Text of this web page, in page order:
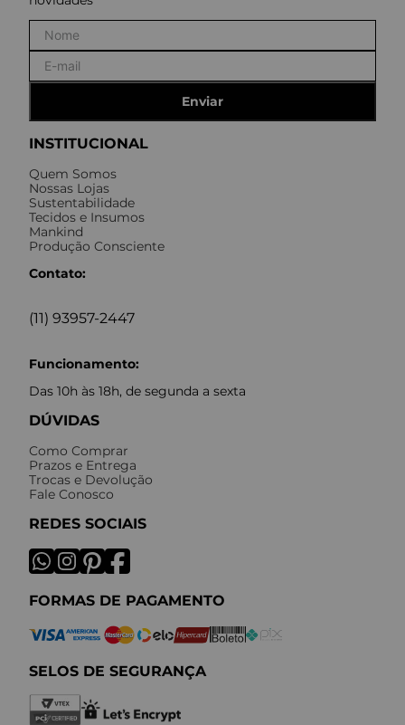
INSTITUCIONAL
Quem Somos
Nossas Lojas
Sustentabilidade
Tecidos e Insumos
Mankind
Produção Consciente
Contato:
(11) 93957-2447
Funcionamento:
Das 10h às 18h, de segunda a sexta
DÚVIDAS
Como Comprar
Prazos e Entrega
Trocas e Devolução
Fale Conosco
REDES SOCIAIS
FORMAS DE PAGAMENTO
SELOS DE SEGURANÇA
Enviar